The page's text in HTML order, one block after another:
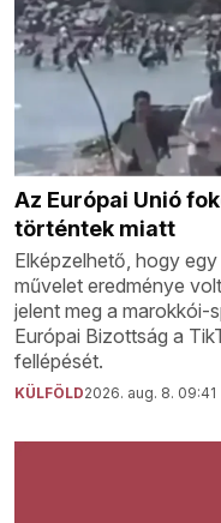
Az Európai Unió
történtek miatt
Elképzelhető, hogy
művelet eredménye
jelent meg a marokkói-
Európai Bizottság a
fellépését.
KÜLFÖLD2026. aug. 8. 09:41